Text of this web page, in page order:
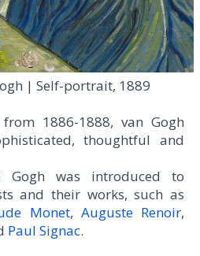
| Self-portrait, 1889
1886-1888, van Gogh
thoughtful and
Gogh was introduced to
and their works, such as
Monet, Auguste Renoir,
Paul Signac.